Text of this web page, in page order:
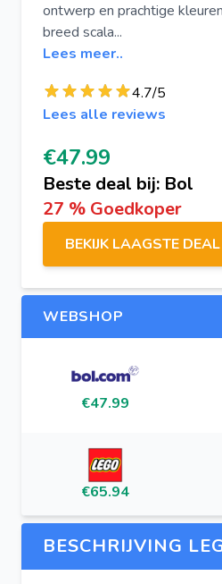
ontwerp en prachtige
breed scala...
Lees meer..
4.7/5
Lees alle reviews
€47.99
Beste deal bij: Bol
27 % Goedkoper
BEKIJK LAAGSTE DEAL
WEBSHOP
€47.99
€65.94
BESCHRIJVING